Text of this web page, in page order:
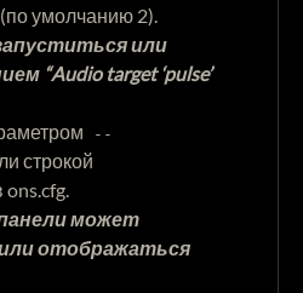
умолчанию 2).
или
“Audio target ‘pulse’
--
строкой
ons.cfg.
может
отображаться